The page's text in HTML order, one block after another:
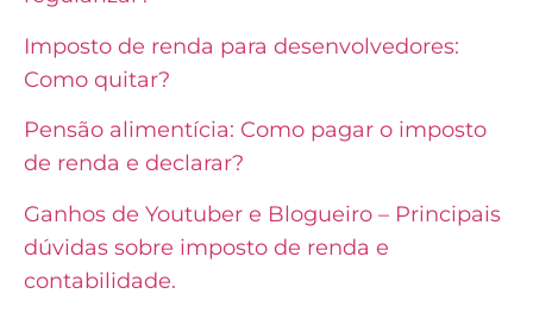
Imposto de renda para desenvolvedores:
Como quitar?
Pensão alimentícia: Como pagar o imposto
de renda e declarar?
Ganhos de Youtuber e Blogueiro – Principais
dúvidas sobre imposto de renda e
contabilidade.